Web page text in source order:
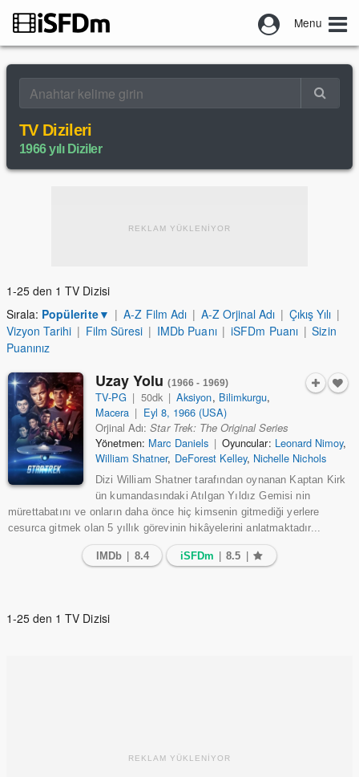
Menu
TV Dizileri
1966 yılı Diziler
REKLAM YÜKLENİYOR
1-25 den 1 TV Dizisi
Sırala: Popülerite▼ | A-Z Film Adı | A-Z Orjinal Adı | Çıkış Yılı |
Vizyon Tarihi | Film Süresi | IMDb Puanı | iSFDm Puanı | Sizin
Puanınız
Uzay Yolu(1966 - 1969)
TV-PG | 50dk | Aksiyon, Bilimkurgu,
Macera | Eyl 8, 1966 (USA)
Orjinal Adı:Star Trek: The Original Series
Yönetmen: Marc Daniels | Oyuncular: Leonard Nimoy,
William Shatner, DeForest Kelley, Nichelle Nichols
Dizi William Shatner tarafından oynanan Kaptan Kirk
ün kumandasındaki Atılgan Yıldız Gemisi nin
mürettabatını ve onların daha önce hiç kimsenin gitmediği yerlere
cesurca gitmek olan 5 yıllık görevinin hikâyelerini anlatmaktadır...
IMDb 8.4 iSFDm 8.5
1-25 den 1 TV Dizisi
REKLAM YÜKLENİYOR